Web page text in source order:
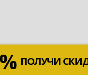
ПОЛУЧИ